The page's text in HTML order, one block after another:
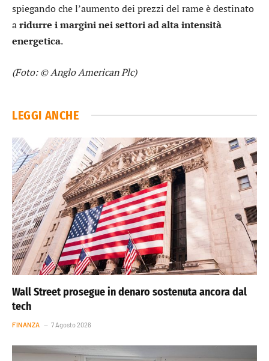
spiegando che l’aumento dei prezzi del rame è destinato
aridurre i margini nei settori ad alta intensità
energetica.
(Foto: © Anglo American Plc)
LEGGI ANCHE
Wall Street prosegue in denaro sostenuta ancora dal
tech
FINANZA 7 Agosto 2026